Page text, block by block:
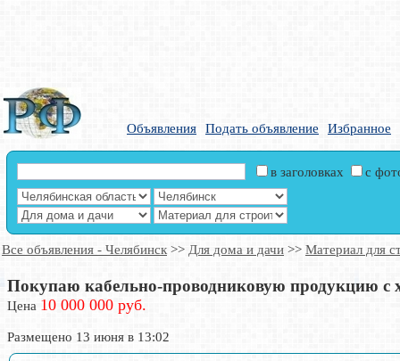
Объявления Подать объявление Избранное
в заголовках с
Все объявления - Челябинск >> Для дома и дачи >> Материал для
Покупаю кабельно-проводниковую продукцию с
Цена 10 000 000 руб.
Размещено 13 июня в 13:02